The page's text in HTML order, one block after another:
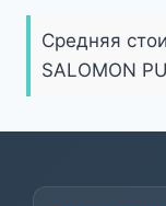
Средняя
SALOMON